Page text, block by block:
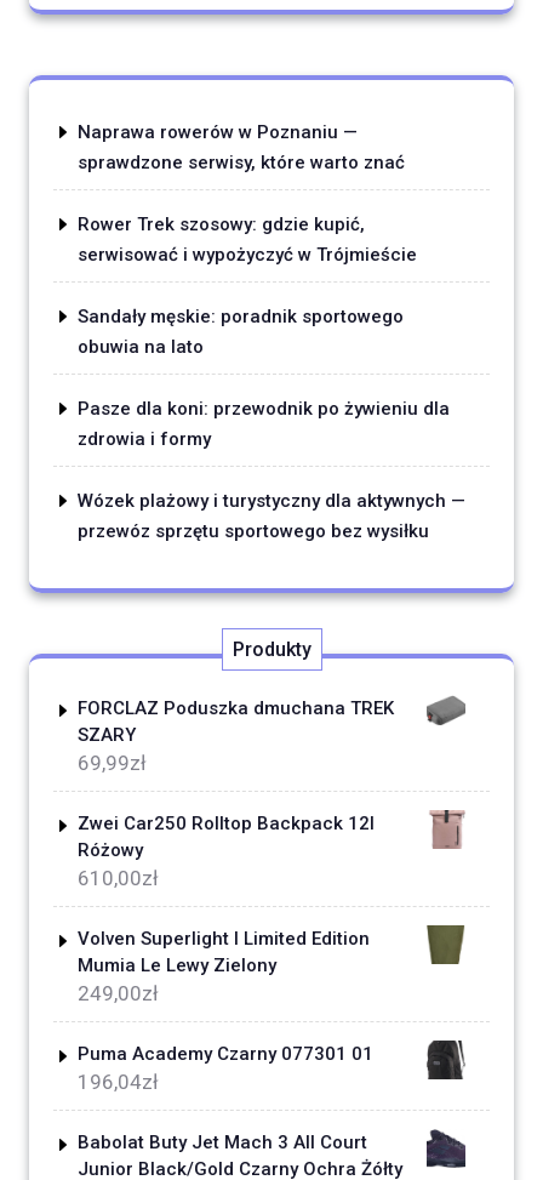
Naprawa rowerów w Poznaniu —
sprawdzone serwisy, które warto znać
Rower Trek szosowy: gdzie kupić,
serwisować i wypożyczyć w Trójmieście
Sandały męskie: poradnik sportowego
obuwia na lato
Pasze dla koni: przewodnik po żywieniu dla
zdrowia i formy
Wózek plażowy i turystyczny dla aktywnych —
przewóz sprzętu sportowego bez wysiłku
Produkty
FORCLAZ Poduszka dmuchana TREK
SZARY
69,99zł
Zwei Car250 Rolltop Backpack 12l
Różowy
610,00zł
Volven Superlight I Limited Edition
Mumia Le Lewy Zielony
249,00zł
Puma Academy Czarny 077301 01
196,04zł
Babolat Buty Jet Mach 3 All Court
Junior Black/Gold Czarny Ochra Żółty